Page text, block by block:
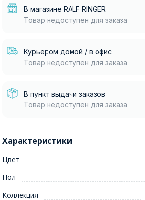
В магазине RALF RINGER
Товар недоступен для заказа
Курьером домой / в офис
Товар недоступен для заказа
В пункт выдачи заказов
Товар недоступен для заказа
Характеристики
Цвет
Пол
Коллекция